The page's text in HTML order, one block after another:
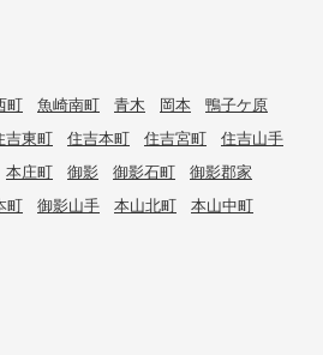
町 魚崎南町 青木 岡本
鴨子ケ原
吉東町 住吉本町 住吉宮町
住吉山手
本庄町 御影 御影石町
御影郡家
町 御影山手 本山北町
本山中町